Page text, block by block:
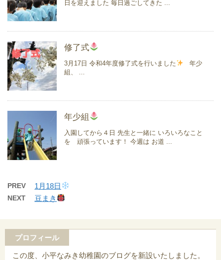
日を迎えました 毎日過ごしてきた ...
修了式
3月17日 令和4年度修了式を行いました
年少
組、 ...
年少組
入園してから４日 先生と一緒に いろいろなこと
を 頑張っています！ 今週は お道 ...
PREV 1月18日
NEXT 豆まき
プロフィール
この度、小平なみき幼稚園のブログを新設いたしました。